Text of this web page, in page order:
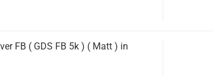
FB ( GDS FB 5k ) ( Matt ) in